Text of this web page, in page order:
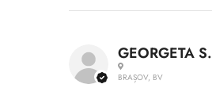
GEORGETA S.
BRAȘOV, BV